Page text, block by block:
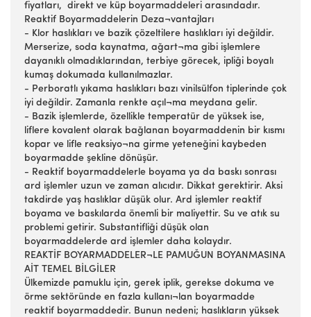
fiyatları, direkt ve küp boyarmaddeleri arasındadır.
Reaktif Boyarmaddelerin Deza¬vantajları
- Klor haslıkları ve bazik çözeltilere haslıkları iyi değildir.
Merserize, soda kaynatma, ağart¬ma gibi işlemlere
dayanıklı olmadıklarından, terbiye görecek, ipliği boyalı
kumaş dokumada kullanılmazlar.
- Perboratlı yıkama haslıkları bazı vinilsülfon tiplerinde çok
iyi değildir. Zamanla renkte açıl¬ma meydana gelir.
- Bazik işlemlerde, özellikle temperatür de yüksek ise,
liflere kovalent olarak bağlanan boyarmaddenin bir kısmı
kopar ve lifle reaksiyo¬na girme yeteneğini kaybeden
boyarmadde şekline dönüşür.
- Reaktif boyarmaddelerle boyama ya da baskı sonrası
ard işlemler uzun ve zaman alıcıdır. Dikkat gerektirir. Aksi
takdirde yaş haslıklar düşük olur. Ard işlemler reaktif
boyama ve baskılarda önemli bir maliyettir. Su ve atık su
problemi getirir. Substantifliği düşük olan
boyarmaddelerde ard işlemler daha kolaydır.
REAKTİF BOYARMADDELER¬LE PAMUĞUN BOYANMASINA
AİT TEMEL BİLGİLER
Ülkemizde pamuklu için, gerek iplik, gerekse dokuma ve
örme sektöründe en fazla kullanı¬lan boyarmadde
reaktif boyarmaddedir. Bunun nedeni; haslıkların yüksek